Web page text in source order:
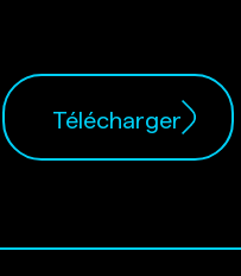
Télécharger